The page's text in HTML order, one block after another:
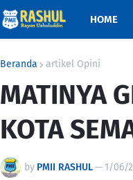
HOME
Beranda artikel Opini
MATINYA
KOTA
by PMII RASHUL— 1/06/